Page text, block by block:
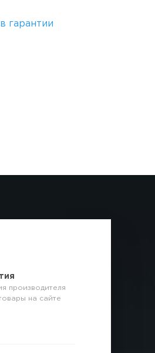
гарантии
производителя
на сайте